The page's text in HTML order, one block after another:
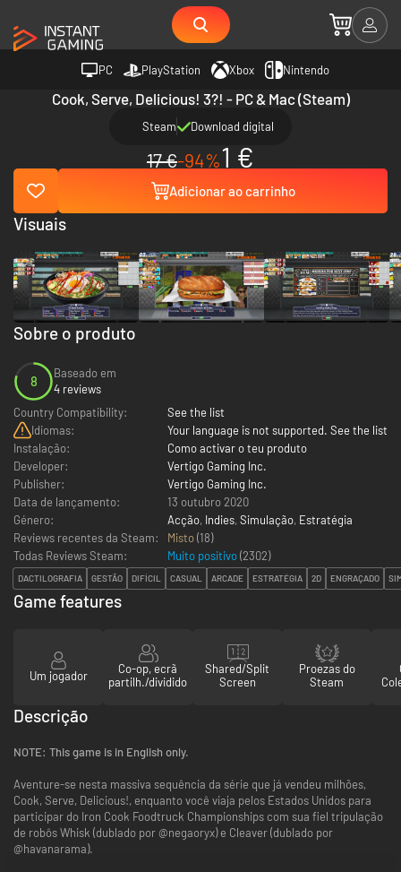
PC PlayStation Xbox Nintendo
Cook, Serve, Delicious! 3?! - PC & Mac (Steam)
Steam Download digital
17 €-94%1 €
Adicionar ao carrinho
Sobre o produto
8
Baseado em
4 reviews
Country Compatibility:
See the list
Idiomas:
Your language is not supported. See the list
Instalação:
Como activar o teu produto
Developer:
Vertigo Gaming Inc.
Publisher:
Vertigo Gaming Inc.
Data de lançamento:
13 outubro 2020
Género:
Acção, Indies, Simulação, Estratégia
Reviews recentes da Steam:
Misto(18)
Todas Reviews Steam:
Muito positivo(2302)
DACTILOGRAFIA GESTÃO DIFÍCIL CASUAL ARCADE ESTRATÉGIA 2D ENGRAÇADO
Visuais
Game features
Um jogador
Co-op, ecrã
partilh./dividido
Shared/Split
Screen
Proezas do
Steam
Descrição
NOTE: This game is in English only.
Aventure-se nesta massiva sequência da série que já vendeu milhões,
Cook, Serve, Delicious!, enquanto você viaja pelos Estados Unidos para
participar do Iron Cook Foodtruck Championships com sua fiel tripulação
de robôs Whisk (dublado por @negaoryx) e Cleaver (dublado por
@havanarama).